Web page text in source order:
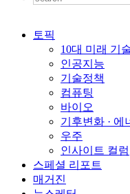
토픽
10대 미래 기
인공지능
기술정책
컴퓨팅
바이오
기후변화 · 에
우주
인사이트 컬럼
스페셜 리포트
매거진